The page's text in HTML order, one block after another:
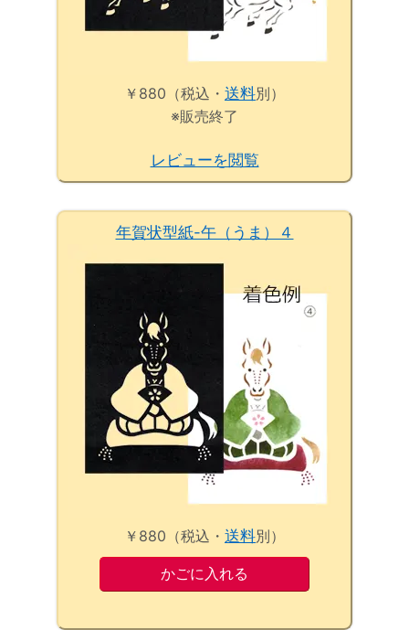
￥880（税込・ 送料別）
※販売終了
レビューを閲覧
年賀状型紙-午（うま）４
￥880（税込・ 送料別）